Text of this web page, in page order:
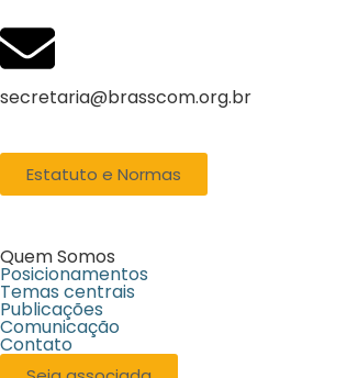
secretaria@brasscom.org.br
Estatuto e Normas
Quem Somos
Posicionamentos
Temas centrais
Publicações
Comunicação
Contato